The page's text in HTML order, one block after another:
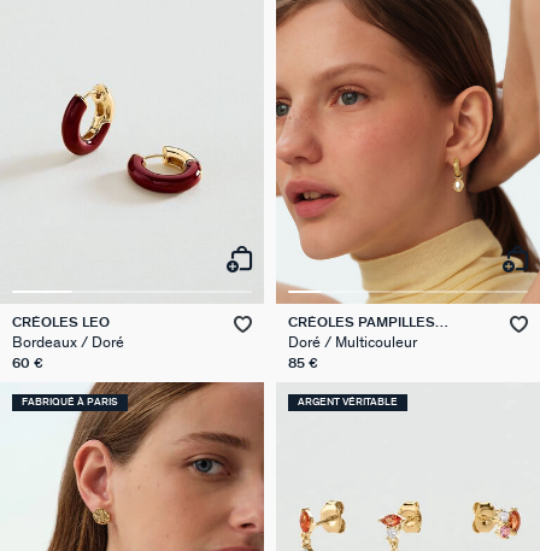
CRÉOLES LEO
Bordeaux / Doré
60 €
CRÉOLES PAMPILLES
PERLES PANGEA
Doré / Multicouleur
85 €
FABRIQUÉ À PARIS ARGENT VÉRITABLE